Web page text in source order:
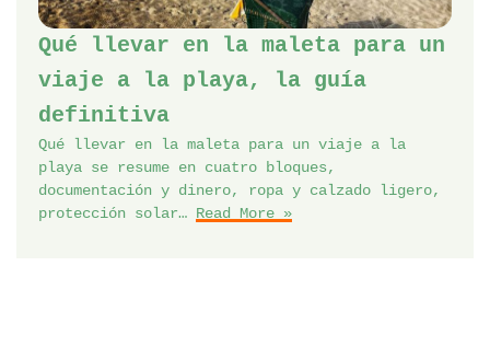
Qué llevar en la maleta para un
viaje a la playa, la guía
definitiva
Qué llevar en la maleta para un viaje a la
playa se resume en cuatro bloques,
documentación y dinero, ropa y calzado ligero,
protección solar… Read More »